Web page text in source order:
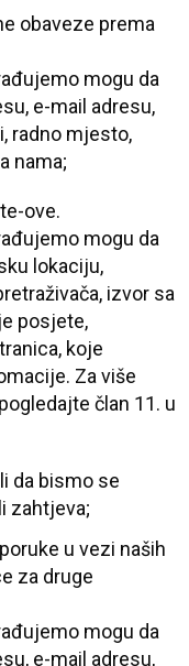
obaveze prema
mogu da
e-mail adresu,
radno mjesto,
nama;
ove.
mogu da
lokaciju,
izvor sa
posjete,
koje
Za više
član 11. u
da bismo se
zahtjeva;
u vezi naših
za druge
mogu da
e-mail adresu,